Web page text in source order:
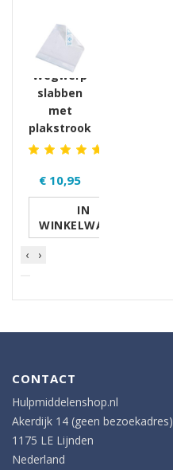
Wegwerp
slabben
met
plakstrook
€ 10,95
IN
WINKELWAGEN
‹
›
CONTACT
Hulpmiddelenshop.nl
Akerdijk 14 (geen bezoekadres)
1175 LE Lijnden
Nederland